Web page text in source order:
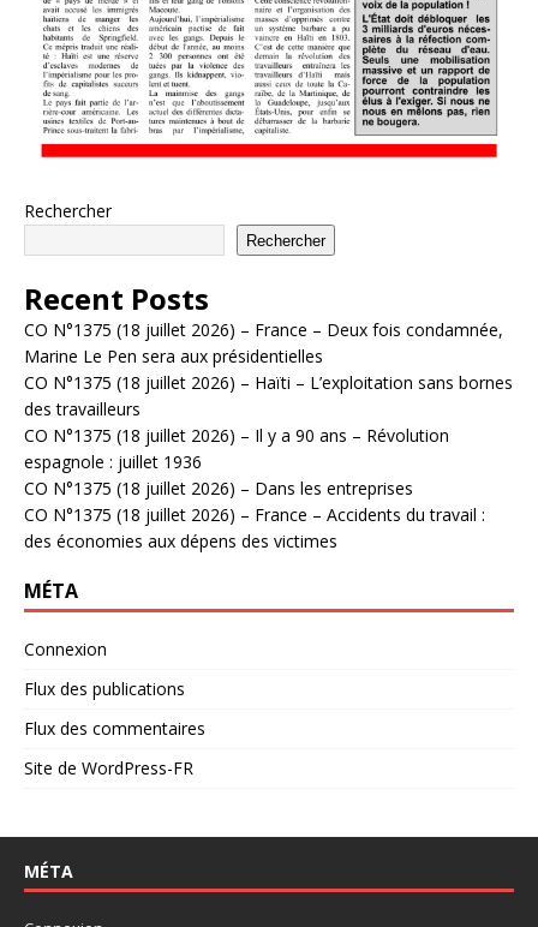
Rechercher
Rechercher
Recent Posts
CO N°1375 (18 juillet 2026) – France – Deux fois condamnée,
Marine Le Pen sera aux présidentielles
CO N°1375 (18 juillet 2026) – Haïti – L’exploitation sans bornes
des travailleurs
CO N°1375 (18 juillet 2026) – Il y a 90 ans – Révolution
espagnole : juillet 1936
CO N°1375 (18 juillet 2026) – Dans les entreprises
CO N°1375 (18 juillet 2026) – France – Accidents du travail :
des économies aux dépens des victimes
MÉTA
Connexion
Flux des publications
Flux des commentaires
Site de WordPress-FR
MÉTA